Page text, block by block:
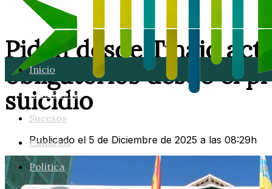
Inicio
Lanzarote
Sucesos
Canarias
Política
Piden desde Tinajo
obligatorios desde el
suicidio
Publicado el 5 de Diciembre de 2025 a las 08:29h